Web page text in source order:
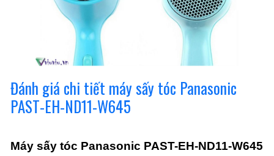
Đánh giá chi tiết máy sấy tóc Panasonic
PAST-EH-ND11-W645
Máy sấy tóc Panasonic PAST-EH-ND11-W645